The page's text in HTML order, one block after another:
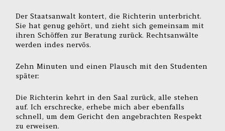
Der Staatsanwalt kontert, die Richterin unterbricht.
Sie hat genug gehört, und zieht sich gemeinsam mit
ihren Schöffen zur Beratung zurück. Rechtsanwälte
werden indes nervös.
Zehn Minuten und einen Plausch mit den Studenten
später:
Die Richterin kehrt in den Saal zurück, alle stehen
auf. Ich erschrecke, erhebe mich aber ebenfalls
schnell, um dem Gericht den angebrachten Respekt
zu erweisen.